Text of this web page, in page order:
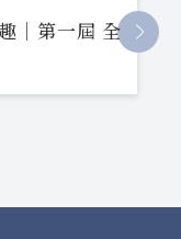
｜第一屆 全